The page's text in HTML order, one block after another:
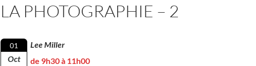
LA PHOTOGRAPHIE – 2
01
Oct
Lee Miller
de 9h30 à 11h00